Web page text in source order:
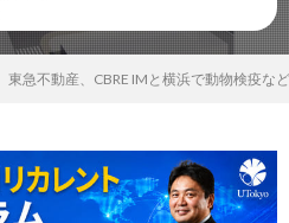
東急不動産、CBRE IMと横浜で動物検疫な